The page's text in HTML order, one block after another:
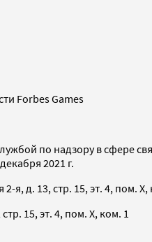
Forbes Games
по надзору в сфере
2021 г.
я, д. 13, стр. 15, эт. 4, пом. X,
15, эт. 4, пом. X, ком. 1